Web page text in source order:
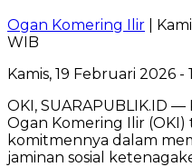
Ogan Komering Ilir |
WIB
Kamis, 19 Februari 2026 -
OKI, SUARAPUBLIK.ID
Ogan Komering Ilir
komitmennya dalam
jaminan sosial